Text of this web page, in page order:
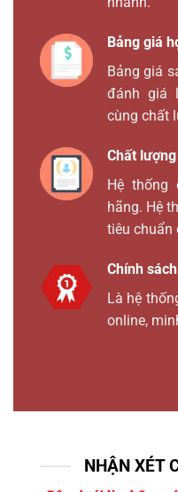
Bảng giá
Bảng giá
đánh giá
cùng chất
Chất
Hệ thống
hãng. Hệ
tiêu chuẩn
Chính
Là hệ
online,
NHẬN XÉT